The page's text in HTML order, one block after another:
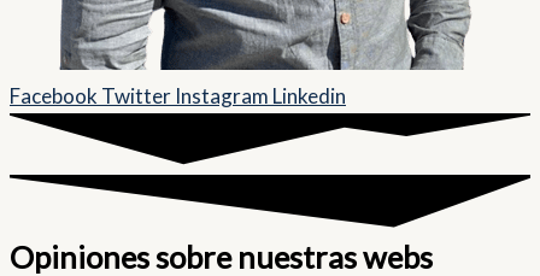
Facebook Twitter Instagram Linkedin
Opiniones sobre nuestras webs